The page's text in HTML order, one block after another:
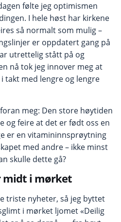
følte jeg optimismen
I hele høst har kirkene
så normalt som mulig –
er oppdatert gang på
utrettelig stått på og
nå tok jeg innover meg at
med lengre og lengre
meg: Den store høytiden
og feire at det er født oss en
er en vitamininnsprøytning
med andre – ikke minst
skulle dette gå?
midt i mørket
triste nyheter, så jeg byttet
i mørket ljomet «Deilig